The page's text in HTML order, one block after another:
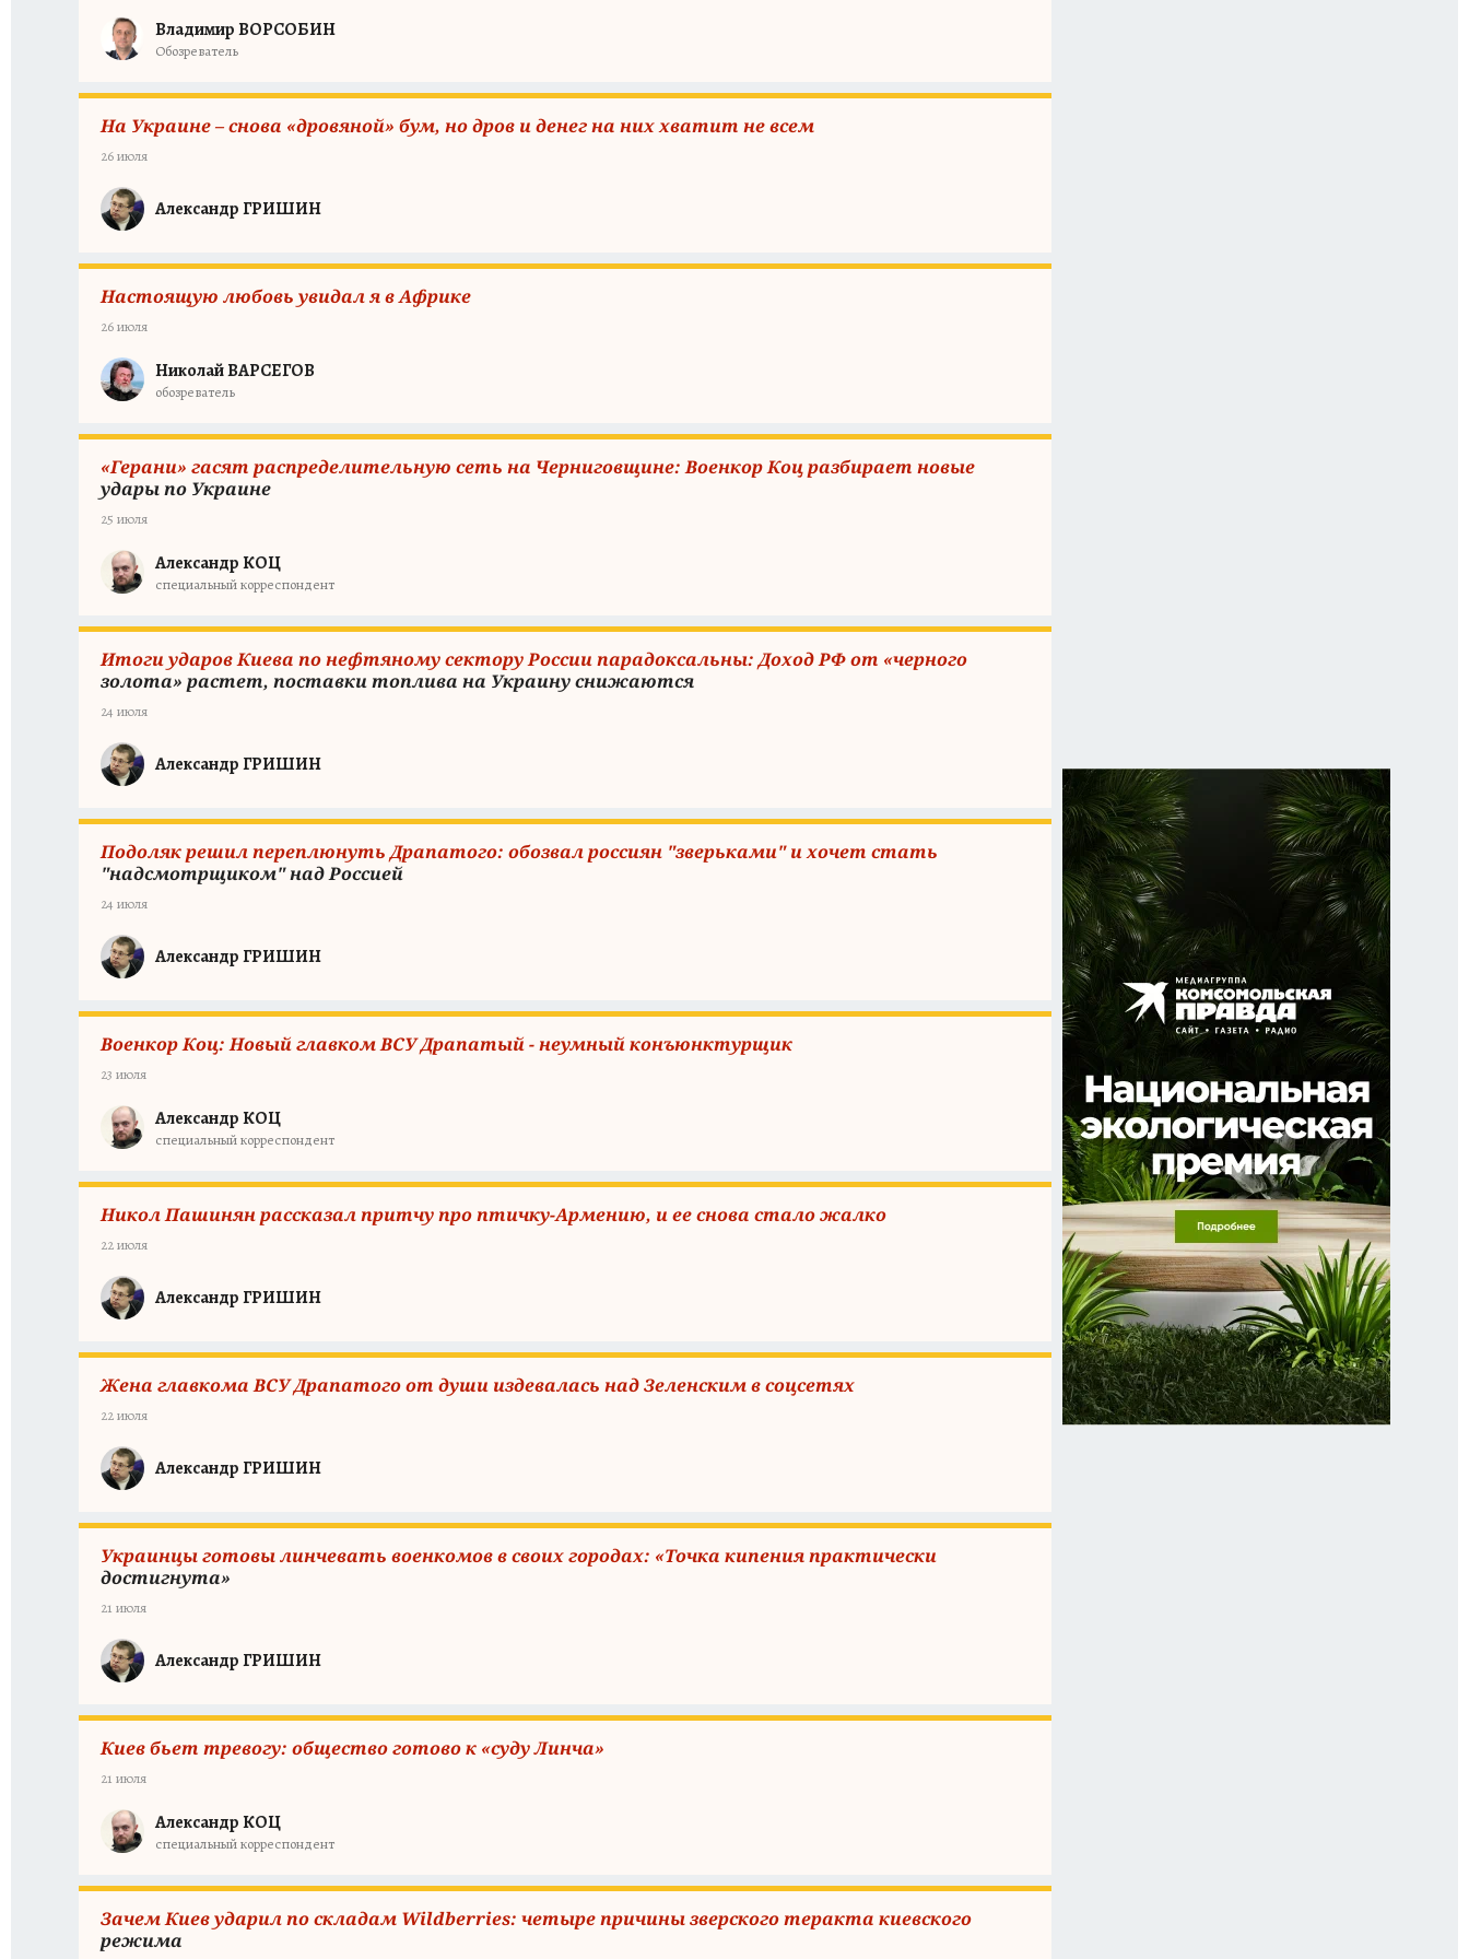
Владимир ВОРСОБИН
Обозреватель
На Украине – снова «дровяной» бум, но дров и денег на них хватит не всем
26 июля
Александр ГРИШИН
Настоящую любовь увидал я в Африке
26 июля
Николай ВАРСЕГОВ
обозреватель
«Герани» гасят распределительную сеть на Черниговщине: Военкор Коц разбирает новые
удары по Украине
25 июля
Александр КОЦ
специальный корреспондент
Итоги ударов Киева по нефтяному сектору России парадоксальны: Доход РФ от «черного
золота» растет, поставки топлива на Украину снижаются
24 июля
Александр ГРИШИН
Подоляк решил переплюнуть Драпатого: обозвал россиян "зверьками" и хочет стать
"надсмотрщиком" над Россией
24 июля
Александр ГРИШИН
Военкор Коц: Новый главком ВСУ Драпатый - неумный конъюнктурщик
23 июля
Александр КОЦ
специальный корреспондент
Никол Пашинян рассказал притчу про птичку-Армению, и ее снова стало жалко
22 июля
Александр ГРИШИН
Жена главкома ВСУ Драпатого от души издевалась над Зеленским в соцсетях
22 июля
Александр ГРИШИН
Украинцы готовы линчевать военкомов в своих городах: «Точка кипения практически
достигнута»
21 июля
Александр ГРИШИН
Киев бьет тревогу: общество готово к «суду Линча»
21 июля
Александр КОЦ
специальный корреспондент
Зачем Киев ударил по складам Wildberries: четыре причины зверского теракта киевского
режима